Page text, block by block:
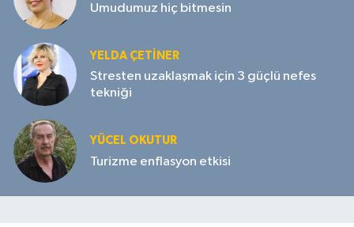
Umudumuz hiç bitmesin
YELDA ÇETİNER
Stresten uzaklaşmak için 3 güçlü nefes
tekniği
YÜCEL OKUTUR
Turizme enflasyon etkisi